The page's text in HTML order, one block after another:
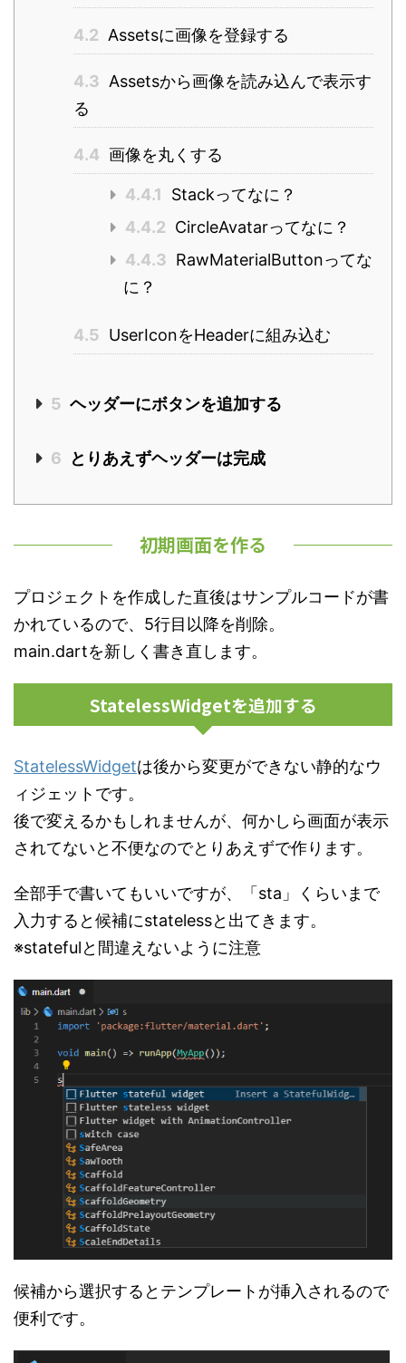
4.2 Assetsに画像を登録する
4.3 Assetsから画像を読み込んで表示す
る
4.4 画像を丸くする
4.4.1
Stackってなに？
4.4.2 CircleAvatarってなに？
4.4.3 RawMaterialButtonってな
に？
4.5 UserIconをHeaderに組み込む
5 ヘッダーにボタンを追加する
6 とりあえずヘッダーは完成
初期画面を作る
プロジェクトを作成した直後はサンプルコードが書
かれているので、5行目以降を削除。
main.dartを新しく書き直します。
StatelessWidgetを追加する
StatelessWidgetは後から変更ができない静的なウ
ィジェットです。
後で変えるかもしれませんが、何かしら画面が表示
されてないと不便なのでとりあえずで作ります。
全部手で書いてもいいですが、「sta」くらいまで
入力すると候補にstatelessと出てきます。
※statefulと間違えないように注意
候補から選択するとテンプレートが挿入されるので
便利です。